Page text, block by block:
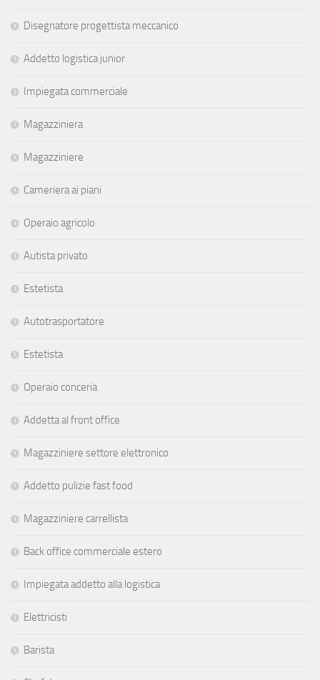
Disegnatore progettista meccanico
Addetto logistica junior
Impiegata commerciale
Magazziniera
Magazziniere
Cameriera ai piani
Operaio agricolo
Autista privato
Estetista
Autotrasportatore
Estetista
Operaio conceria
Addetta al front office
Magazziniere settore elettronico
Addetto pulizie fast food
Magazziniere carrellista
Back office commerciale estero
Impiegata addetto alla logistica
Elettricisti
Barista